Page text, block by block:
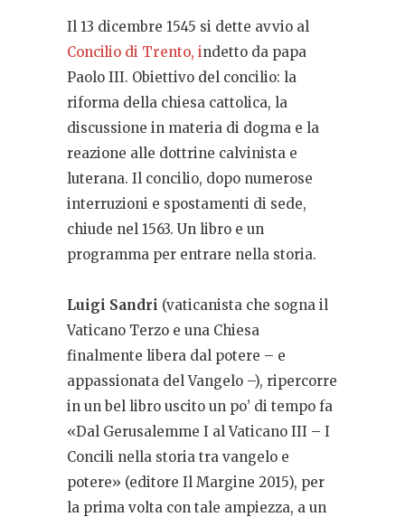
Il 13 dicembre 1545 si dette avvio al
Concilio di Trento, indetto da papa
Paolo III. Obiettivo del concilio: la
riforma della chiesa cattolica, la
discussione in materia di dogma e la
reazione alle dottrine calvinista e
luterana. Il concilio, dopo numerose
interruzioni e spostamenti di sede,
chiude nel 1563. Un libro e un
programma per entrare nella storia.
Luigi Sandri (vaticanista che sogna il
Vaticano Terzo e una Chiesa
finalmente libera dal potere – e
appassionata del Vangelo –), ripercorre
in un bel libro uscito un po’ di tempo fa
«Dal Gerusalemme I al Vaticano III – I
Concili nella storia tra vangelo e
potere» (editore Il Margine 2015), per
la prima volta con tale ampiezza, a un